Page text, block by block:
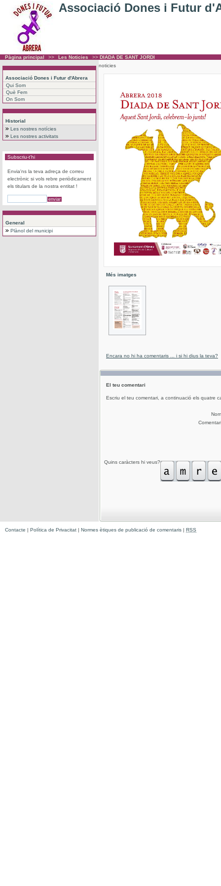
Associació Dones i Futur
Pàgina principal >> Les Noticies >> DIADA DE SANT JORDI
Associació Dones i Futur d'Abrera
Qui Som
Què Fem
On Som
Historial
Les nostres notícies
Les nostres activitats
Subscriu-t'hi
Envia'ns la teva adreça de correu
electrònic si vols rebre periòdicament
els titulars de la nostra entitat !
General
Plànol del municipi
noticies
Més imatges
Encara no hi ha comentaris ... i si hi dius la teva?
El teu comentari
Escriu el teu comentari, a continuació els quatre
Nom
Comentari
Quins caràcters hi veus?
Contacte | Política de Privacitat | Normes ètiques de publicació de comentaris | RSS